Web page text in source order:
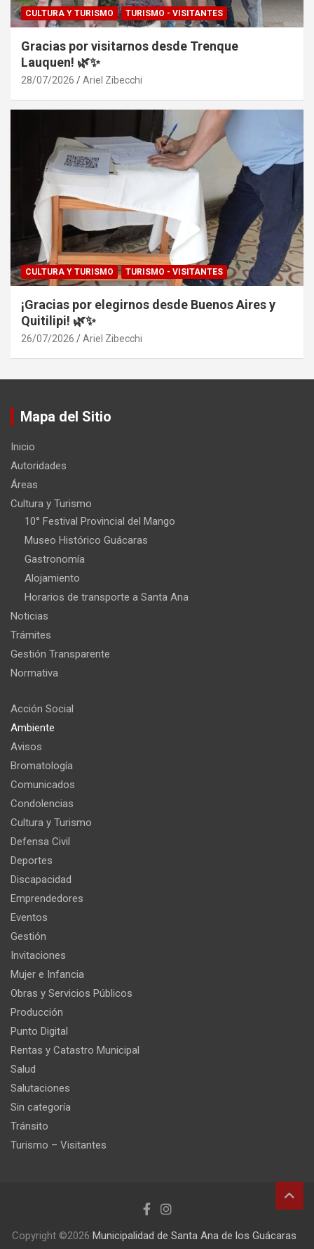
CULTURA Y TURISMO TURISMO - VISITANTES
Gracias por visitarnos desde Trenque
Lauquen! 🌿✨
28/07/2026 Ariel Zibecchi
CULTURA Y TURISMO TURISMO - VISITANTES
¡Gracias por elegirnos desde Buenos Aires y
Quitilipi! 🌿✨
26/07/2026 Ariel Zibecchi
Mapa del Sitio
Inicio
Autoridades
Áreas
Cultura y Turismo
10° Festival Provincial del Mango
Museo Histórico Guácaras
Gastronomía
Alojamiento
Horarios de transporte a Santa Ana
Noticias
Trámites
Gestión Transparente
Normativa
Acción Social
Ambiente
Avisos
Bromatología
Comunicados
Condolencias
Cultura y Turismo
Defensa Civil
Deportes
Discapacidad
Emprendedores
Eventos
Gestión
Invitaciones
Mujer e Infancia
Obras y Servicios Públicos
Producción
Punto Digital
Rentas y Catastro Municipal
Salud
Salutaciones
Sin categoría
Tránsito
Turismo – Visitantes
Copyright ©2026 Municipalidad de Santa Ana de los Guácaras